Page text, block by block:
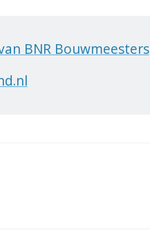
BNR Bouwmeesters